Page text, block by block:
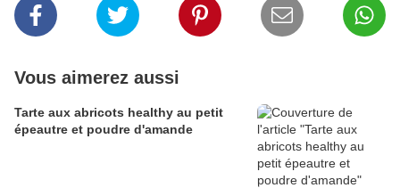
Vous aimerez aussi
Tarte aux abricots healthy au petit
épeautre et poudre d'amande